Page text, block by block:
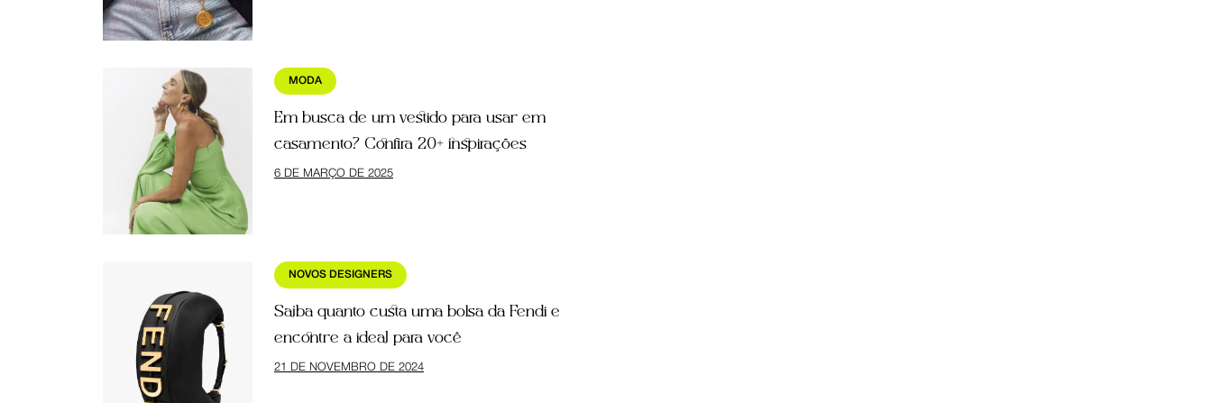
MODA
Em busca de um vestido para usar em
casamento? Confira 20+ inspirações
6 DE MARÇO DE 2025
NOVOS DESIGNERS
Saiba quanto custa uma bolsa da Fendi e
encontre a ideal para você
21 DE NOVEMBRO DE 2024